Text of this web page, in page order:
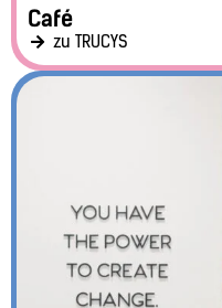
Café
zu TRUCYS